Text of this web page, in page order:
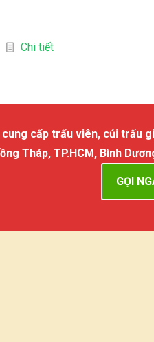
Chi tiết
cấp trấu viên, củi trấu
Tháp, TP.HCM, Bình
GỌI